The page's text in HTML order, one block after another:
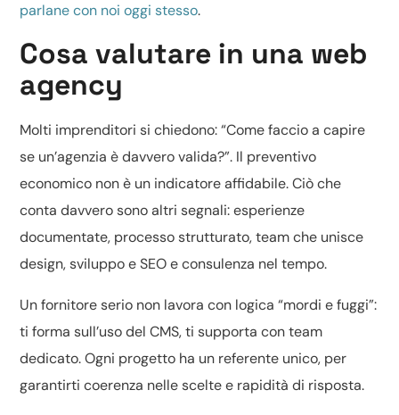
parlane con noi oggi stesso.
Cosa valutare in una web
agency
Molti imprenditori si chiedono: “Come faccio a capire
se un’agenzia è davvero valida?”. Il preventivo
economico non è un indicatore affidabile. Ciò che
conta davvero sono altri segnali: esperienze
documentate, processo strutturato, team che unisce
design, sviluppo e SEO e consulenza nel tempo.
Un fornitore serio non lavora con logica “mordi e fuggi”:
ti forma sull’uso del CMS, ti supporta con team
dedicato. Ogni progetto ha un referente unico, per
garantirti coerenza nelle scelte e rapidità di risposta.